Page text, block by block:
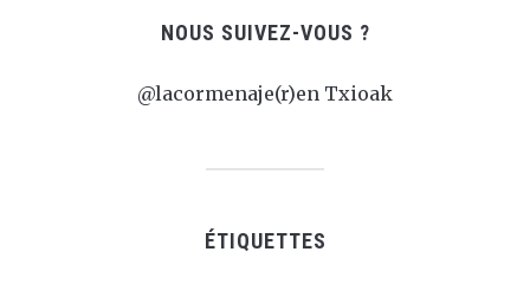
NOUS SUIVEZ-VOUS ?
@lacormenaje(r)en Txioak
ÉTIQUETTES